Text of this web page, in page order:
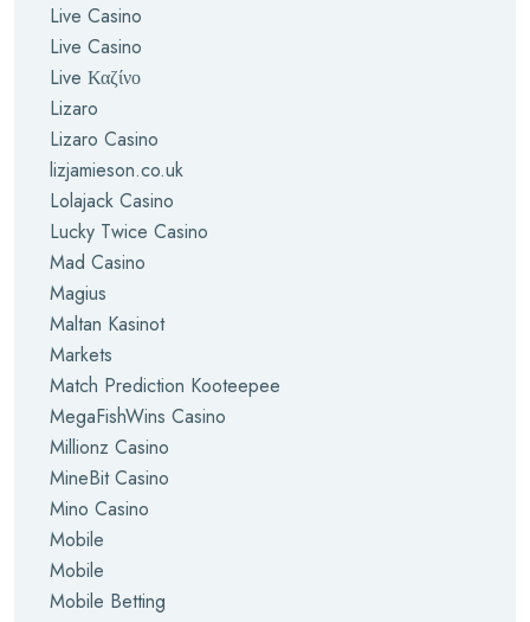
Live Casino
Live Casino
Live Καζίνο
Lizaro
Lizaro Casino
lizjamieson.co.uk
Lolajack Casino
Lucky Twice Casino
Mad Casino
Magius
Maltan Kasinot
Markets
Match Prediction Kooteepee
MegaFishWins Casino
Millionz Casino
MineBit Casino
Mino Casino
Mobile
Mobile
Mobile Betting